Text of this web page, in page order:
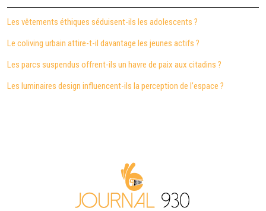
Les vêtements éthiques séduisent-ils les adolescents ?
Le coliving urbain attire-t-il davantage les jeunes actifs ?
Les parcs suspendus offrent-ils un havre de paix aux citadins ?
Les luminaires design influencent-ils la perception de l’espace ?